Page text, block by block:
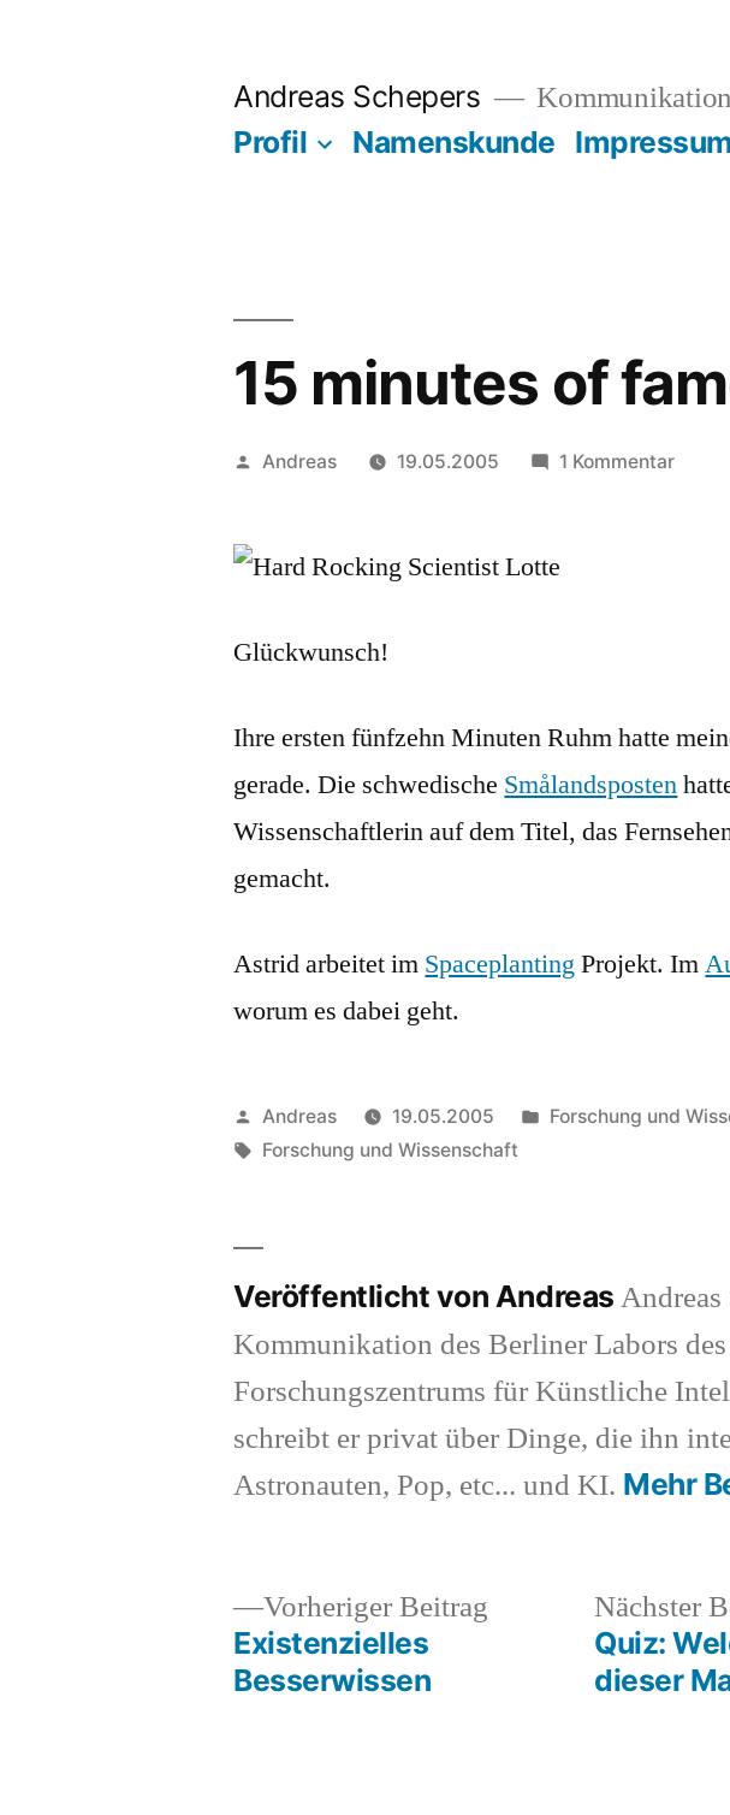
Andreas Schepers
Profil Namenskunde
15 minutes of
Veröffentlicht
Andreas 19.05.2005 1 Kommentarzu
Glückwunsch!
Ihre ersten fünfzehn Minuten Ruhm hatte
gerade. Die schwedische Smålandsposten
Wissenschaftlerin auf dem Titel, das
gemacht.
Astrid arbeitet im Spaceplanting Projekt. Im
worum es dabei geht.
Veröffentlicht
von
Andreas 19.05.2005
Veröffentlicht
Forschung und
Schlagwörter:
Forschung und Wissenschaft
Veröffentlicht von Andreas Andreas
Kommunikation des Berliner Labors
Forschungszentrums für Künstliche
schreibt er privat über Dinge, die ihn
Astronauten, Pop, etc... und KI. Mehr
Beitragsnavigation
Vorheriger Beitrag Vorheriger
Existenzielles
Besserwissen
Nächster
Quiz:
dieser